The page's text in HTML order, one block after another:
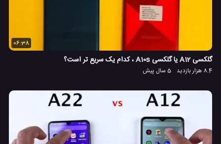
06:38
گلکسی A12 یا گلکسی A10s ، کدام یک سریع تر است؟
8.4 هزار بازدید 5 سال پیش